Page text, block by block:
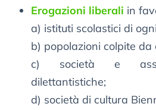
Erogazioni liberali in
a) istituti scolastici di
b) popolazioni colpite da
c) società e
dilettantistiche;
d) società di cultura